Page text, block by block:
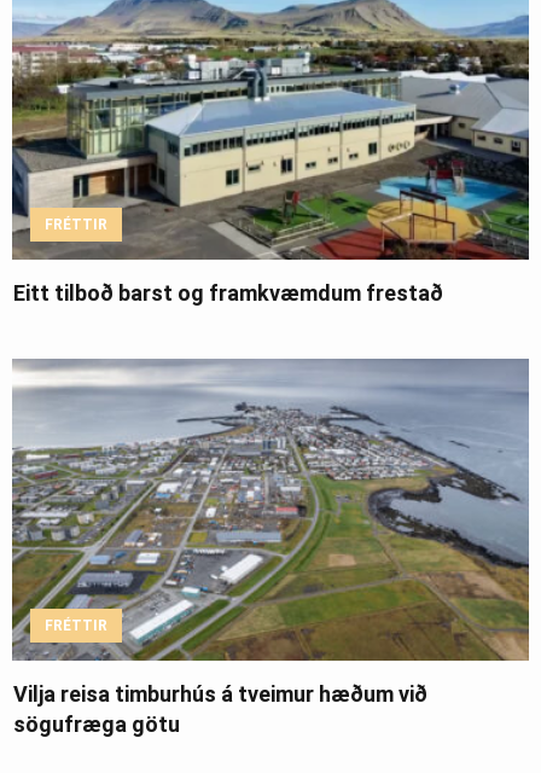
FRÉTTIR
Eitt tilboð barst og framkvæmdum frestað
FRÉTTIR
Vilja reisa timburhús á tveimur hæðum við
sögufræga götu